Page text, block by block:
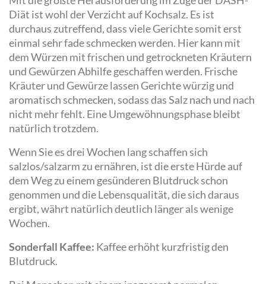
Diät ist wohl der Verzicht auf Kochsalz. Es ist
durchaus zutreffend, dass viele Gerichte somit erst
einmal sehr fade schmecken werden. Hier kann mit
dem Würzen mit frischen und getrockneten Kräutern
und Gewürzen Abhilfe geschaffen werden. Frische
Kräuter und Gewürze lassen Gerichte würzig und
aromatisch schmecken, sodass das Salz nach und nach
nicht mehr fehlt. Eine Umgewöhnungsphase bleibt
natürlich trotzdem.
Wenn Sie es drei Wochen lang schaffen sich
salzlos/salzarm zu ernähren, ist die erste Hürde auf
dem Weg zu einem gesünderen Blutdruck schon
genommen und die Lebensqualität, die sich daraus
ergibt, währt natürlich deutlich länger als wenige
Wochen.
Sonderfall Kaffee: Kaffee erhöht kurzfristig den
Blutdruck.